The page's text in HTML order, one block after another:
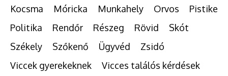
Kocsma
Móricka Munkahely Orvos
Pistike
Politika
Rendőr Részeg Rövid
Skót
Székely
Szőkenő Ügyvéd
Zsidó
Viccek gyerekeknek
Vicces találós kérdések